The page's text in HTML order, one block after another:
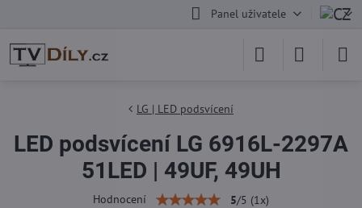
Panel uživatele
LG | LED podsvícení
LED podsvícení LG 6916L-2297A
51LED | 49UF, 49UH
Hodnocení 5/5 (1 x)